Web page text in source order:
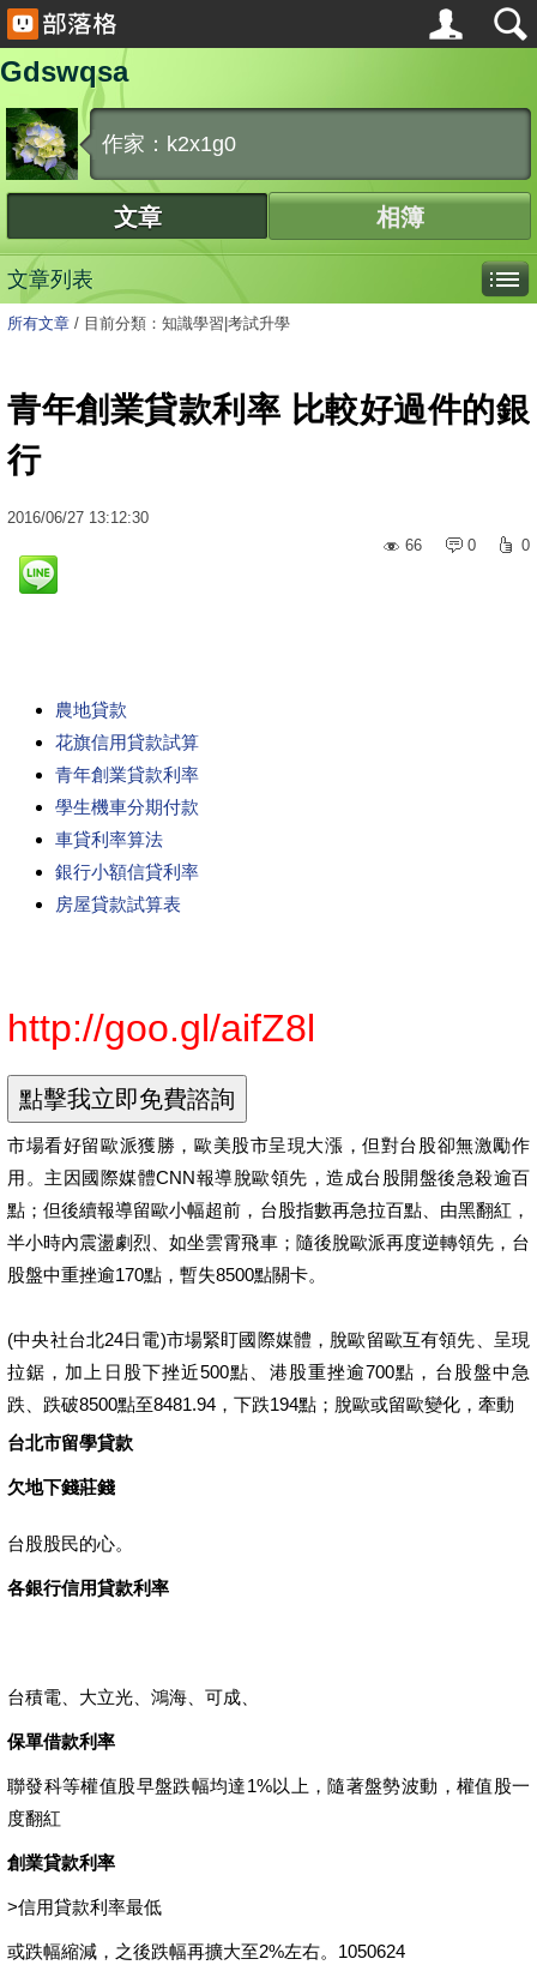
Gdswqsa
作家：k2x1g0
文章 相簿
文章列表
所有文章 / 目前分類：知識學習|考試升學
青年創業貸款利率 比較好過件的銀
行
2016/06/27 13:12:30
66
0 0
農地貸款
花旗信用貸款試算
青年創業貸款利率
學生機車分期付款
車貸利率算法
銀行小額信貸利率
房屋貸款試算表
http://goo.gl/aifZ8l
市場看好留歐派獲勝，歐美股市呈現大漲，但對台股卻無激勵作
用。主因國際媒體CNN報導脫歐領先，造成台股開盤後急殺逾百
點；但後續報導留歐小幅超前，台股指數再急拉百點、由黑翻紅，
半小時內震盪劇烈、如坐雲霄飛車；隨後脫歐派再度逆轉領先，台
股盤中重挫逾170點，暫失8500點關卡。
(中央社台北24日電)市場緊盯國際媒體，脫歐留歐互有領先、呈現
拉鋸，加上日股下挫近500點、港股重挫逾700點，台股盤中急
跌、跌破8500點至8481.94，下跌194點；脫歐或留歐變化，牽動
台北市留學貸款
欠地下錢莊錢
台股股民的心。
各銀行信用貸款利率
台積電、大立光、鴻海、可成、
保單借款利率
聯發科等權值股早盤跌幅均達1%以上，隨著盤勢波動，權值股一
度翻紅
創業貸款利率
>信用貸款利率最低
或跌幅縮減，之後跌幅再擴大至2%左右。1050624